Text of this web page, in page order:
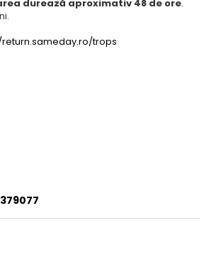
durează aproximativ 48 de ore.
trops